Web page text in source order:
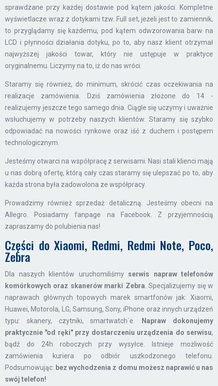
sprawdzane przy każdej dostawie pod kątem jakości. Kompletne
wyświetlacze wraz z dotykami tzw. Full set, jeżeli jest to zamiennik,
to przyglądamy się każdemu, pod kątem odwzorowania barw na
LCD i płynności działania dotyku, po to, aby nasz klient otrzymał
najwyższej jakości towar, który nie ustępuje w praktyce
oryginalnemu. Liczymy na to, iż do nas wróci.
Staramy się również, do minimum, skrócić czas oczekiwania na
realizacje zamówienia. Dziś zamówienia złożone do 14 -
realizujemy jeszcze tego samego dnia. Ciągle się uczymy i uważnie
wsłuchujemy w potrzeby naszych klientów. Staramy się szybko
odpowiadać na nowości rynkowe oraz iść z duchem i postępem
technologicznym.
Jesteśmy otwarci na współpracę z serwisami. Nasi stali klienci mają
u nas dobrą ofertę, którą cały czas staramy się ulepszać po to, aby
każda strona była zadowolona ze współpracy.
Prowadzimy również sprzedaż detaliczną. Jesteśmy obecni na
Allegro. Posiadamy fanpage na Facebook. Z przyjemnością
zapraszamy do polubienia nas!
Części do Xiaomi, Redmi, Redmi Note, Poco,
Zebra
Dla naszych klientów uruchomiliśmy serwis napraw telefonów
komórkowych oraz skanerów marki Zebra . Specjalizujemy się w
naprawach głównych topowych marek smartfonów jak: Xiaomi,
Huawei, Motorola, LG, Samsung, Sony, iPhone oraz innych urządzeń
typu: skanery, czytniki, smartwatch`e.
Napraw dokonujemy
praktycznie "od ręki" przy dostarczeniu urządzenia do serwisu,
bądź do 24h roboczych przy wysyłce. Istnieje możliwość
zamówienia kuriera po odbiór uszkodzonego telefonu.
Podsumowując: bez wychodzenia z domu możesz naprawić u nas
swój telefon!